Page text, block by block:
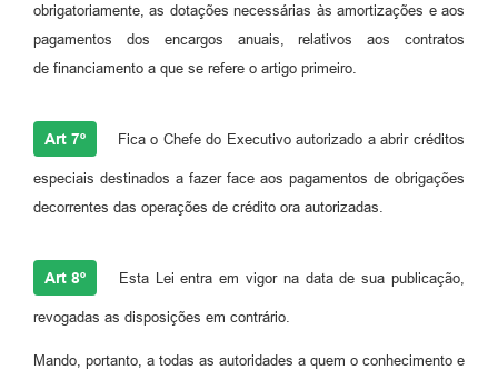
obrigatoriamente, as dotações necessárias às amortizações e aos
pagamentos dos encargos anuais, relativos aos contratos
de financiamento a que se refere o artigo primeiro.
Art 7º Fica o Chefe do Executivo autorizado a abrir créditos
especiais destinados a fazer face aos pagamentos de obrigações
decorrentes das operações de crédito ora autorizadas.
Art 8º Esta Lei entra em vigor na data de sua publicação,
revogadas as disposições em contrário.
Mando, portanto, a todas as autoridades a quem o conhecimento e